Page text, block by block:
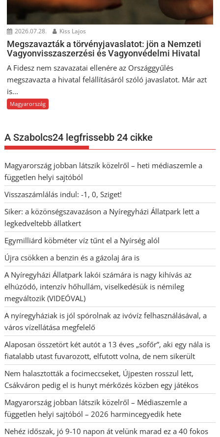
2026.07.28. Kiss Lajos
Megszavazták a törvényjavaslatot: jön a Nemzeti
Vagyonvisszaszerzési és Vagyonvédelmi Hivatal
A Fidesz nem szavazatai ellenére az Országgyűlés
megszavazta a hivatal felállításáról szóló javaslatot. Már azt
is...
Magyarország
A Szabolcs24 legfrissebb 24 cikke
Magyarország jobban látszik közelről – heti médiaszemle a
független helyi sajtóból
Visszaszámlálás indul: -1, 0, Sziget!
Siker: a közönségszavazáson a Nyíregyházi Állatpark lett a
legkedveltebb állatkert
Egymilliárd köbméter víz tűnt el a Nyírség alól
Újra csökken a benzin és a gázolaj ára is
A Nyíregyházi Állatpark lakói számára is nagy kihívás az
elhúzódó, intenzív hőhullám, viselkedésük is némileg
megváltozik (VIDEÓVAL)
A nyíregyháziak is jól spórolnak az ivóvíz felhasználásával, a
város vízellátása megfelelő
Alaposan összetört két autót a 13 éves „sofőr”, aki egy nála is
fiatalabb utast fuvarozott, elfutott volna, de nem sikerült
Nem halasztották a focimeccseket, Újpesten rosszul lett,
Csákváron pedig el is hunyt mérkőzés közben egy játékos
Magyarország jobban látszik közelről – Médiaszemle a
független helyi sajtóból – 2026 harmincegyedik hete
Nehéz időszak, jó 9-10 napon át velünk marad ez a 40 fokos